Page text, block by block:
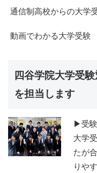
通信制高校からの大学
動画でわかる大学受験
四谷学院大学受
を担当します
▶受
大学
たが
りや